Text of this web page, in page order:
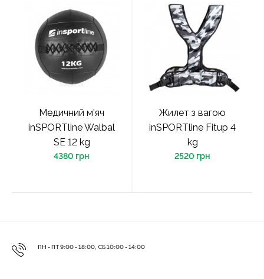
Медичний м'яч
inSPORTline Walbal
SE 12 kg
4380 грн
Жилет з вагою
inSPORTline Fitup 4
kg
2520 грн
ПН - ПТ 9:00 - 18:00, СБ 10:00 - 14:00